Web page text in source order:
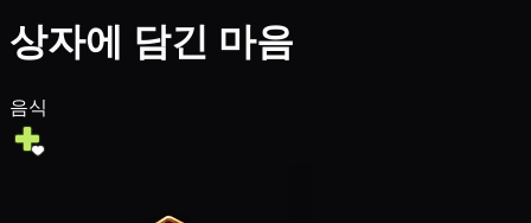
상자에 담긴 마음
음식